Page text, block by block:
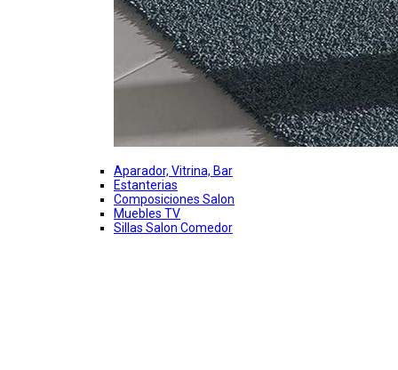
Aparador, Vitrina, Bar
Estanterias
Composiciones Salon
Muebles TV
Sillas Salon Comedor